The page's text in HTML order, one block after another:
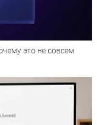
это не совсем